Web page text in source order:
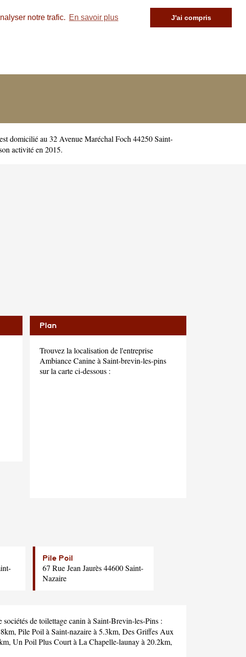
notre trafic. En savoir plus J'ai compris
est domicilié au 32 Avenue Maréchal Foch 44250 Saint-
activité en 2015.
Plan
Trouvez la localisation de l'entreprise
Ambiance Canine à Saint-brevin-les-pins
sur la carte ci-dessous :
Pile Poil
67 Rue Jean Jaurès 44600 Saint-
Nazaire
de toilettage canin à Saint-Brevin-les-Pins :
Pile Poilà Saint-nazaire à 5.3km, Des Griffes Aux
Un Poil Plus Courtà La Chapelle-launay à 20.2km,